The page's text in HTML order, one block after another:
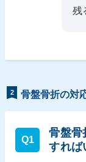
残
2 骨盤骨折の対
Q1
骨盤骨
すれば